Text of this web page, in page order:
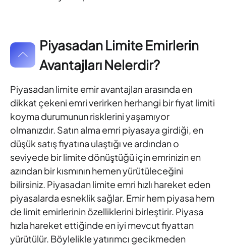
Piyasadan Limite Emirlerin
Avantajları Nelerdir?
Piyasadan limite emir avantajları arasında en
dikkat çekeni emri verirken herhangi bir fiyat limiti
koyma durumunun risklerini yaşamıyor
olmanızdır. Satın alma emri piyasaya girdiği, en
düşük satış fiyatına ulaştığı ve ardından o
seviyede bir limite dönüştüğü için emrinizin en
azından bir kısmının hemen yürütüleceğini
bilirsiniz. Piyasadan limite emri hızlı hareket eden
piyasalarda esneklik sağlar. Emir hem piyasa hem
de limit emirlerinin özelliklerini birleştirir. Piyasa
hızla hareket ettiğinde en iyi mevcut fiyattan
yürütülür. Böylelikle yatırımcı gecikmeden